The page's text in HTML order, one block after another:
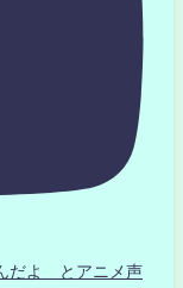
だよ とアニメ声